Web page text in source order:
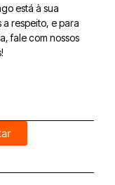
está à sua
respeito, e para
fale com nossos